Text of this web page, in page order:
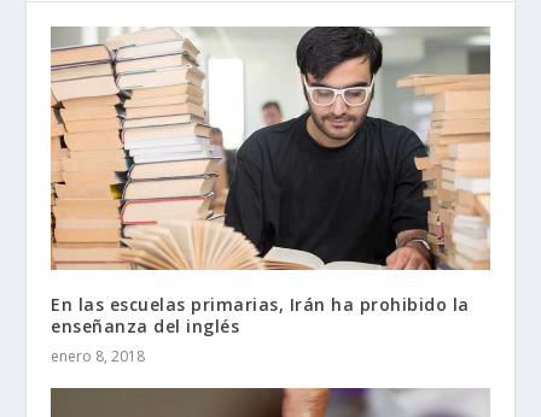
En las escuelas primarias, Irán ha prohibido la
enseñanza del inglés
enero 8, 2018